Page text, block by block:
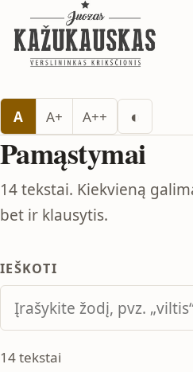
A A+ A++ ◐
Pamąstymai
14 tekstai. Kiekvieną
bet ir klausytis.
IEŠKOTI
14 tekstai